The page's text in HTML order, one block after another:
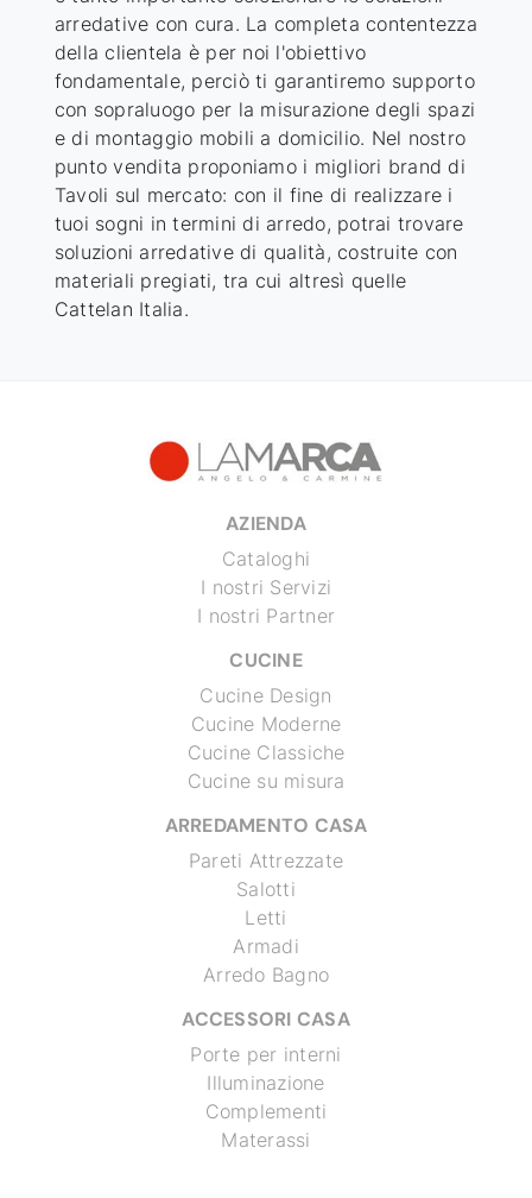
arredative con cura. La completa contentezza
della clientela è per noi l'obiettivo
fondamentale, perciò ti garantiremo supporto
con sopraluogo per la misurazione degli spazi
e di montaggio mobili a domicilio. Nel nostro
punto vendita proponiamo i migliori brand di
Tavoli sul mercato: con il fine di realizzare i
tuoi sogni in termini di arredo, potrai trovare
soluzioni arredative di qualità, costruite con
materiali pregiati, tra cui altresì quelle
Cattelan Italia.
AZIENDA
Cataloghi
I nostri Servizi
I nostri Partner
CUCINE
Cucine Design
Cucine Moderne
Cucine Classiche
Cucine su misura
ARREDAMENTO CASA
Pareti Attrezzate
Salotti
Letti
Armadi
Arredo Bagno
ACCESSORI CASA
Porte per interni
Illuminazione
Complementi
Materassi